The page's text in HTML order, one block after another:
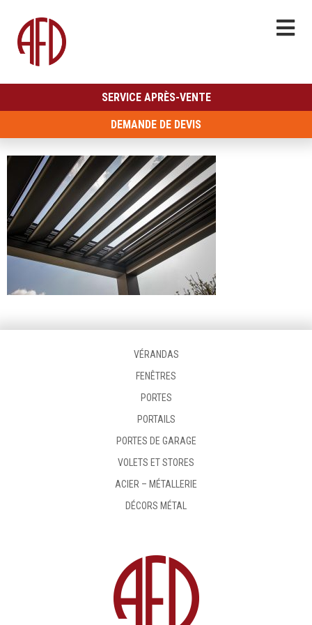
SERVICE APRÈS-VENTE
DEMANDE DE DEVIS
VÉRANDAS
FENÊTRES
PORTES
PORTAILS
PORTES DE GARAGE
VOLETS ET STORES
ACIER – MÉTALLERIE
DÉCORS MÉTAL